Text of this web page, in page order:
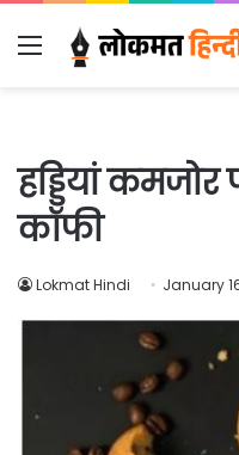
Menu
हड्डियां
कॉफी
Lokmat Hindi January